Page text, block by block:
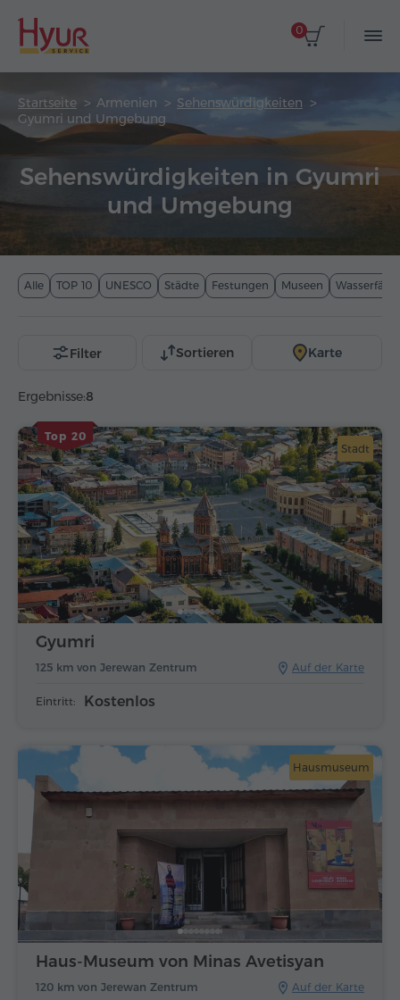
0
Startseite Armenien
Sehenswürdigkeiten
Gyumri und Umgebung
Sehenswürdigkeiten in Gyumri
und Umgebung
Alle TOP 10 UNESCO Städte Festungen Museen Wasserfälle
Ergebnisse:8
Filter Sortieren Karte
Top 20
Stadt
Auf der Karte
125 km von Jerewan Zentrum
Gyumri
Eintritt: Kostenlos
Hausmuseum
Auf der Karte
120 km von Jerewan Zentrum
Haus-Museum von Minas Avetisyan